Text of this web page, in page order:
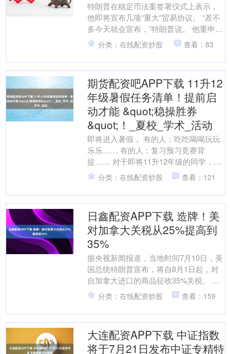
特朗普在稳定币法案签署仪式上表示，
他即将宣布几项“重大”贸易协议。 “差不
多今天就会宣布，”特朗普说。 他重申，
已向多国发出的贸易信函本身就是协
议。 海量资讯、....
分类：在线配资炒股 查看：83
期货配资吧APP下载 11升12
年级暑假任务清单！提前启
动才能 &quot;稳操胜券
&quot;！_夏校_学术_活动
即将进入暑假， 有的人：吃吃喝喝玩玩
乐乐…… 有的人：复习预习竞赛背
提…… 对于即将11升12年级的同学，这
个暑假是美本申请的“实操黄金期”。谁准
备得早，谁就更....
分类：在线配资炒股 查看：121
日鑫配资APP下载 造牌！美
对加拿大关税从25%提高到
35%
据央视新闻报道，当地时间7月10日，美
国总统特朗普宣布，将自8月1日起，对
自加拿大进口的商品征收35%关税。 该
税率高于特朗普政府此前曾经宣布的对
加拿大商品征收....
分类：在线配资炒股 查看：159
大连配资APP下载 中证指数
将于7月21日发布中证专精特